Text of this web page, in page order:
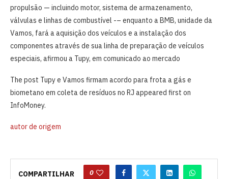
propulsão — incluindo motor, ​sistema ⁠de ⁠armazenamento,
válvulas e linhas de ‌combustível -– enquanto a BMB, unidade da
Vamos, fará a ‍aquisição dos veículos e a instalação dos ​
componentes ‌através de sua linha de ‍preparação de veículos
especiais, afirmou a Tupy, em comunicado ao mercado
The post Tupy e Vamos firmam acordo para frota a gás e
biometano em coleta de resíduos no RJ appeared first on
InfoMoney.
autor de origem
COMPARTILHAR 0